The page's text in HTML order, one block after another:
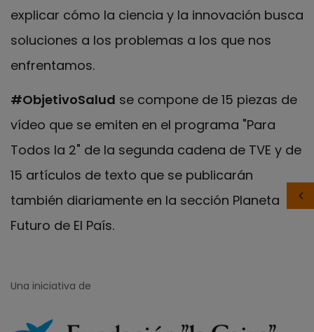
explicar cómo la ciencia y la innovación busca
soluciones a los problemas a los que nos
enfrentamos.
#ObjetivoSalud se compone de 15 piezas de
vídeo que se emiten en el programa "Para
Todos la 2" de la segunda cadena de TVE y de
15 artículos de texto que se publicarán
también diariamente en la sección Planeta
Futuro de El País.
Una iniciativa de